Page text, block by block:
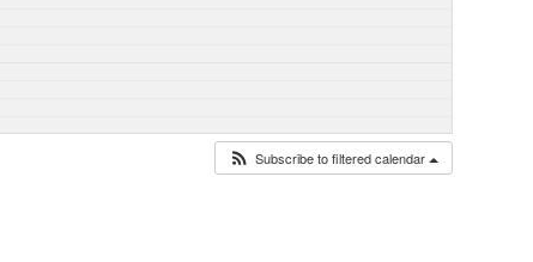
Subscribe to filtered calendar